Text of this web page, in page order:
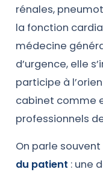
rénales,
la fonction
médecine
d’urgence, elle
participe à
cabinet comme
professionnels
On parle souvent
du patient : une